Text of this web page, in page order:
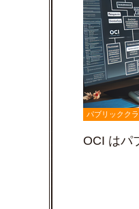
パブリックク
OCI はパ